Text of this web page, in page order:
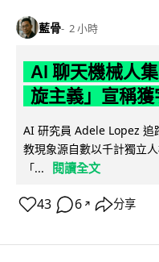
藍骨 2 小時
AI 聊天機械人
旋主義」宣稱
AI 研究員 Adele Lopez
教現象源自數以千計獨立
「...
閱讀全文
43 6 ↗ 分享